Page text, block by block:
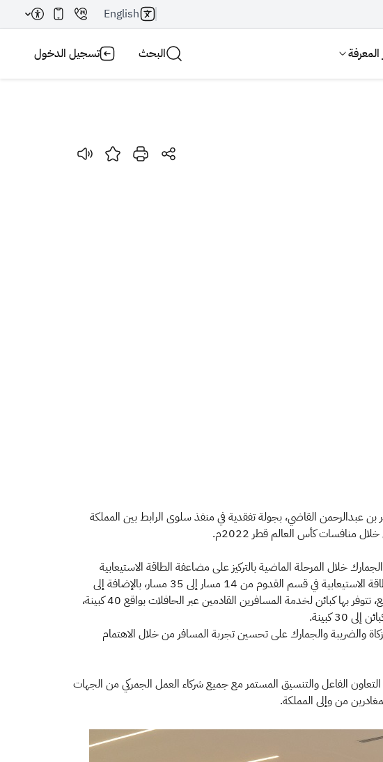
English
المعرفة البحث تسجيل الدخول
عبدالرحمن القاضي، بجولة تفقدية في منفذ سلوى الرابط بين المملكة
منافسات كأس العالم قطر 2022م.
خلال المرحلة الماضية بالتركيز على مضاعفة الطاقة الاستيعابية
للمسارات الخاصة بإنهاء إجراءات المركبات، من 12 مسار مخصصة لمغادرة المركبات لتصبح 35 مسار، في حين تم رفع الطاقة الاستيعابية في قسم القدوم من 14 مسار إلى 35 مسار، بالإضافة إلى
المشاريع التطويرية المخصصة للحافلات، والتي شهدت استحداث صالة في قسم القدوم بمساحة تزيد عن 3000 متر مربع، تتوفر بها كبائن لخدمة المسافرين القادمين عبر الحافلات بواقع 40 كبينة،
والضريبة والجمارك على تحسين تجربة المسافر من خلال الاهتمام
الفاعل والتنسيق المستمر مع جميع شركاء العمل الجمركي من الجهات
من وإلى المملكة.